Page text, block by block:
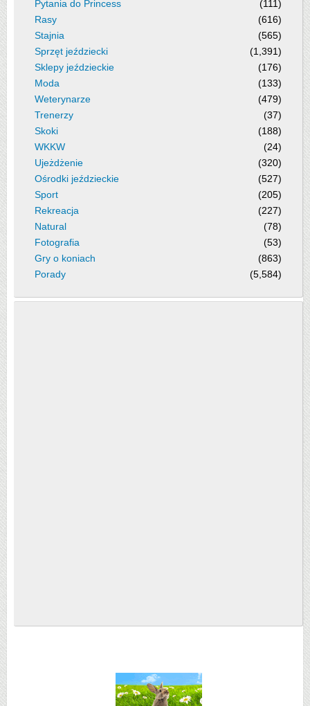
Pytania do Princess
(111)
Rasy
(616)
Stajnia
(565)
Sprzęt jeździecki
(1,391)
Sklepy jeździeckie
(176)
Moda
(133)
Weterynarze
(479)
Trenerzy
(37)
Skoki
(188)
WKKW
(24)
Ujeżdżenie
(320)
Ośrodki jeździeckie
(527)
Sport
(205)
Rekreacja
(227)
Natural
(78)
Fotografia
(53)
Gry o koniach
(863)
Porady
(5,584)